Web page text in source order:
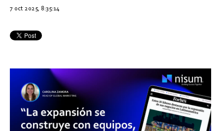
7 oct 2025, 8:35:14